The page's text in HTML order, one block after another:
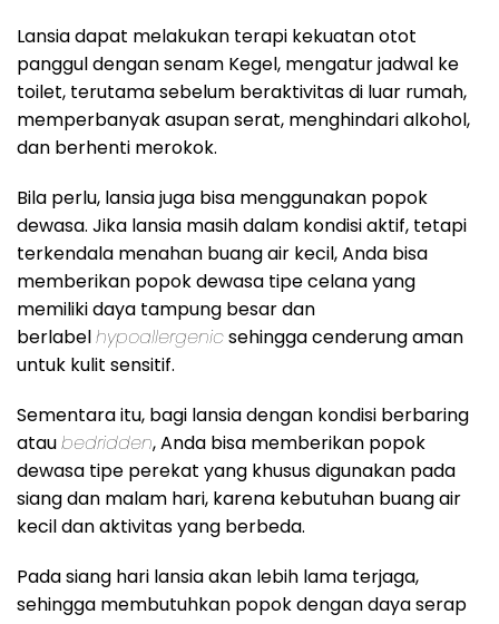
Lansia dapat melakukan terapi kekuatan otot
panggul dengan senam Kegel, mengatur jadwal ke
toilet, terutama sebelum beraktivitas di luar rumah,
memperbanyak asupan serat, menghindari alkohol,
dan berhenti merokok.
Bila perlu, lansia juga bisa menggunakan popok
dewasa. Jika lansia masih dalam kondisi aktif, tetapi
terkendala menahan buang air kecil, Anda bisa
memberikan popok dewasa tipe celana yang
memiliki daya tampung besar dan
berlabelhypoallergenicsehingga cenderung aman
untuk kulit sensitif.
Sementara itu, bagi lansia dengan kondisi berbaring
ataubedridden, Anda bisa memberikan popok
dewasa tipe perekat yang khusus digunakan pada
siang dan malam hari, karena kebutuhan buang air
kecil dan aktivitas yang berbeda.
Pada siang hari lansia akan lebih lama terjaga,
sehingga membutuhkan popok dengan daya serap